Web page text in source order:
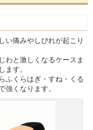
い痛みやしびれが起こり
わと激しくなるケースま
ます。
ふくらはぎ・すね・くる
強くなります。